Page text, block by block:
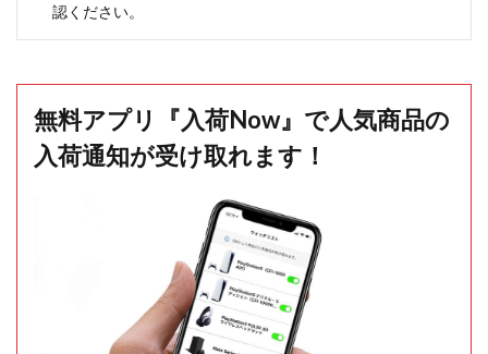
認ください。
無料アプリ『入荷Now』で人気商品の
入荷通知が受け取れます！